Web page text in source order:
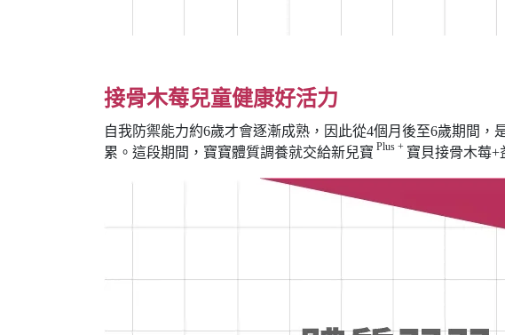
接骨木莓兒童健康好活力
自我防禦能力約6歲才會逐漸成熟，因此從4個月後至6歲期間
累。這段期間，寶寶體質調養就交給新兒寶 Plus + 寶貝接骨木莓+